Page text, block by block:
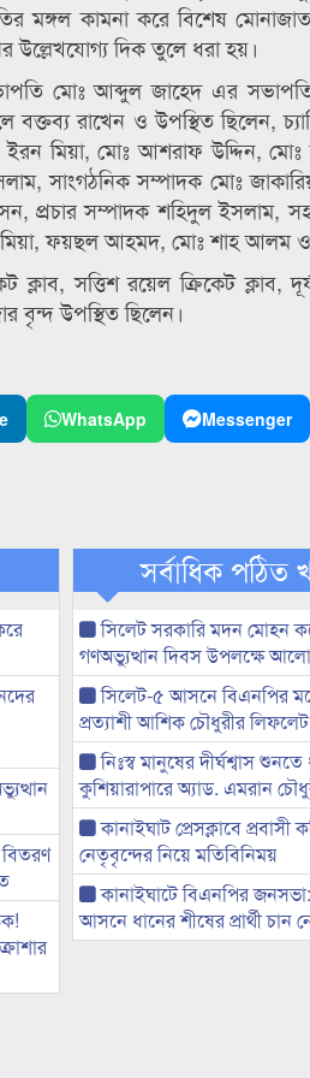
মঙ্গল কামনা করে বিশেষ
উল্লেখযোগ্য দিক তুলে ধরা হয়।
মোঃ আব্দুল জাহেদ এর
রাখেন ও উপস্থিত ছিলেন,
ইরন মিয়া, মোঃ আশরাফ উদ্দিন,
সাংগঠনিক সম্পাদক মোঃ
প্রচার সম্পাদক শহিদুল ইসলাম,
মিয়া, ফয়ছল আহমদ, মোঃ শাহ আলম
সত্তিশ রয়েল ক্রিকেট ক্লাব,
বৃন্দ উপস্থিত ছিলেন।
WhatsApp Messenger
বিতরণ
সর্বাধিক পঠিত
সিলেট সরকারি মদন মোহন
গণঅভ্যুত্থান দিবস উপলক্ষে
সিলেট-৫ আসনে বিএনপির
প্রত্যাশী আশিক চৌধুরীর
নিঃস্ব মানুষের দীর্ঘশ্বাস
কুশিয়ারাপারে অ্যাড. এমরান
কানাইঘাট প্রেসক্লাবে প্রবাসী
নেতৃবৃন্দের নিয়ে মতিবিনিময়
কানাইঘাটে বিএনপির
আসনে ধানের শীষের প্রার্থী চান